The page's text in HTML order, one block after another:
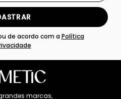
de acordo com aPolítica
marcas,